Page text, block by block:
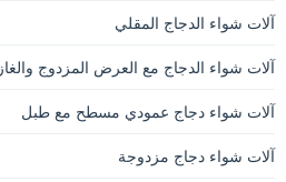
آلات شواء الدجاج المقلي
آلات شواء الدجاج مع العرض المزدوج والغاز
آلات شواء دجاج عمودي مسطح مع طبل
آلات شواء دجاج مزدوجة